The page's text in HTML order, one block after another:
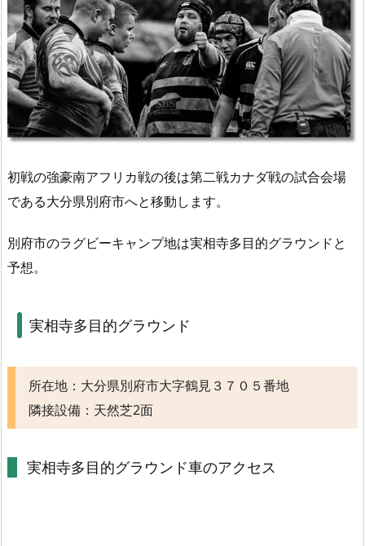
初戦の強豪南アフリカ戦の後は第二戦カナダ戦の試合会場
である大分県別府市へと移動します。
別府市のラグビーキャンプ地は実相寺多目的グラウンドと
予想。
実相寺多目的グラウンド
所在地：大分県別府市大字鶴見３７０５番地
隣接設備：天然芝2面
実相寺多目的グラウンド車のアクセス